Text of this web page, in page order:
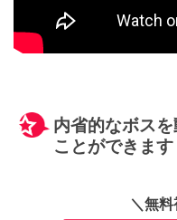
内省的なボス
ことができます
＼無